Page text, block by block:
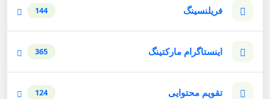
فریلنسینگ 144
اینستاگرام مارکتینگ 365
تقویم محتوایی 124